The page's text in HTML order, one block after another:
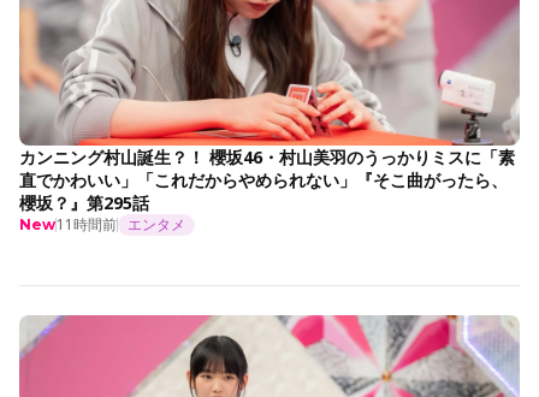
カンニング村山誕生？！ 櫻坂46・村山美羽のうっかりミスに「素
直でかわいい」「これだからやめられない」『そこ曲がったら、
櫻坂？』第295話
New11時間前 エンタメ